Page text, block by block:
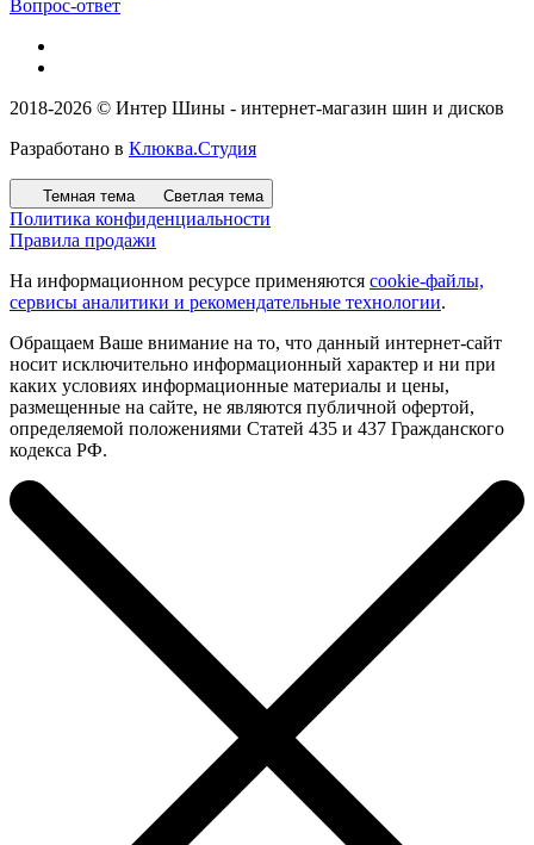
Вопрос-ответ
2018-2026 © Интер Шины - интернет-магазин шин и дисков
Разработано в Клюква.Студия
Темная тема Светлая тема
Политика конфиденциальности
Правила продажи
На информационном ресурсе применяются cookie-файлы,
сервисы аналитики и рекомендательные технологии.
Обращаем Ваше внимание на то, что данный интернет-сайт
носит исключительно информационный характер и ни при
каких условиях информационные материалы и цены,
размещенные на сайте, не являются публичной офертой,
определяемой положениями Статей 435 и 437 Гражданского
кодекса РФ.